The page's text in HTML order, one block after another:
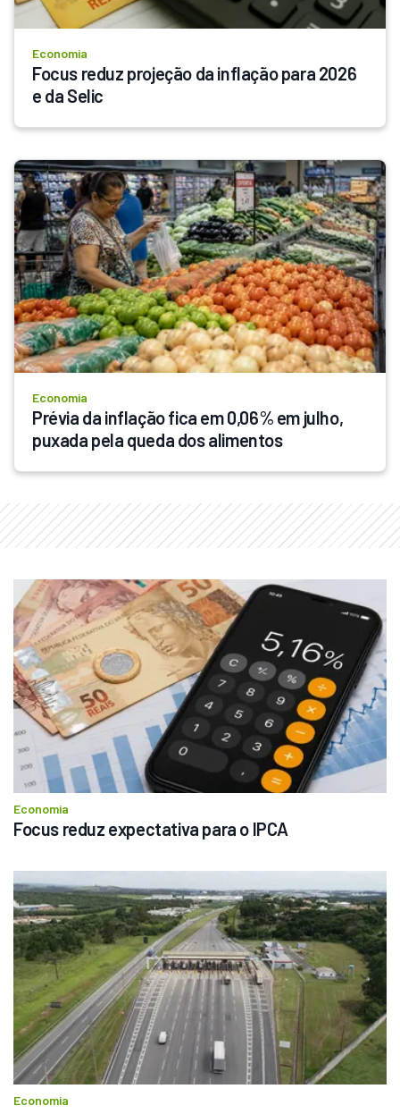
Economia
Focus reduz projeção da inflação para 2026
e da Selic
Economia
Prévia da inflação fica em 0,06% em julho,
puxada pela queda dos alimentos
Economia
Focus reduz expectativa para o IPCA
Economia